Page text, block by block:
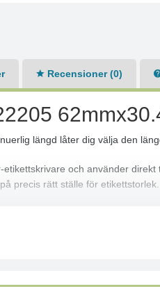
Recensioner (0)
längd låter dig välja den
och använder
precis rätt ställe för etikettstorlek.
500BW, 550, 560, 560VP,